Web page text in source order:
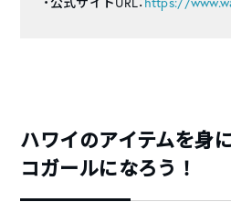
ハワイのアイテムを身
コガールになろう！